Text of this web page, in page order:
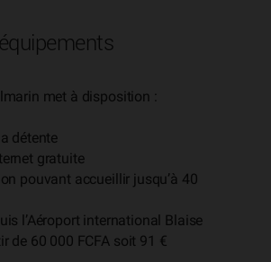
met à disposition :
détente
gratuite
pouvant accueillir jusqu’à 40
l’Aéroport international Blaise
de 60 000 FCFA soit 91 €